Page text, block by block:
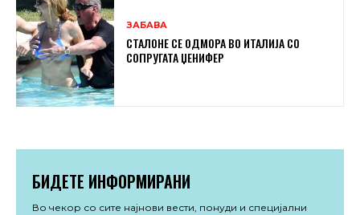
ЗАБАВА
СТАЛОНЕ СЕ ОДМОРА ВО ИТАЛИЈА СО
СОПРУГАТА ЏЕНИФЕР
БИДЕТЕ ИНФОРМИРАНИ
Во чекор со сите најнови вести, понуди и специјални